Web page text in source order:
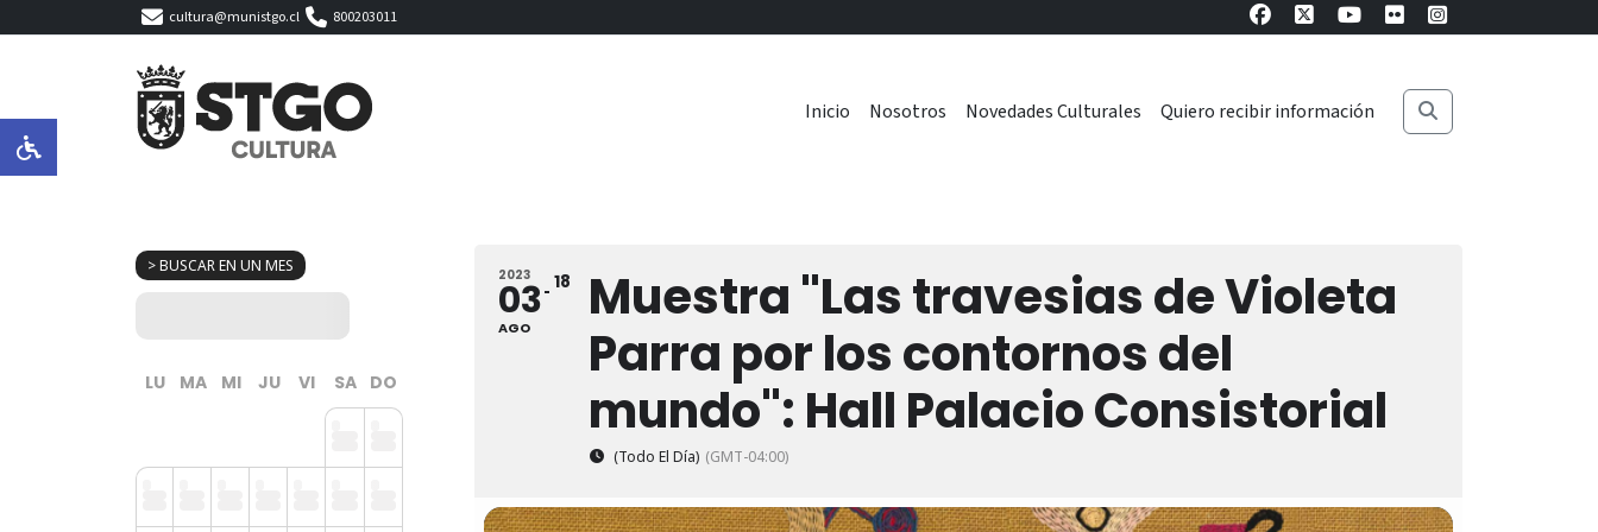
cultura@munistgo.cl 800203011
Inicio Nosotros Novedades Culturales Quiero recibir información
> BUSCAR EN UN MES
LU MA MI JU VI SA DO
2023
03
AGO
18
Muestra "Las travesias de Violeta
Parra por los contornos del
mundo": Hall Palacio Consistorial
(Todo El Día) (GMT-04:00)